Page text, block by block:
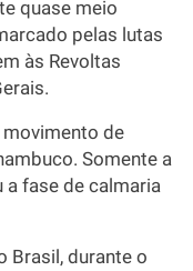
quase meio
pelas lutas
às Revoltas
movimento de
Somente a
a fase de calmaria
Brasil, durante o